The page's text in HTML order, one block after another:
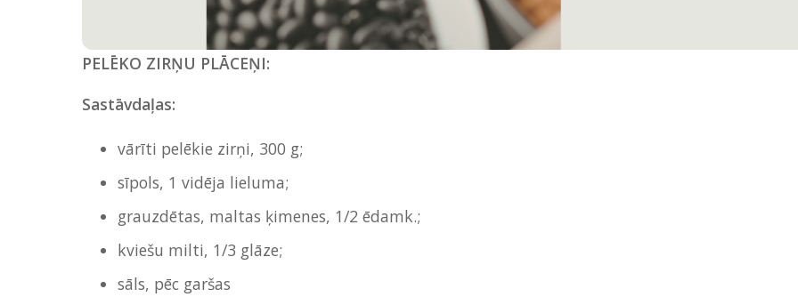
PELĒKO ZIRŅU PLĀCEŅI:
Sastāvdaļas:
vārīti pelēkie zirņi, 300 g;
sīpols, 1 vidēja lieluma;
grauzdētas, maltas ķimenes, 1/2 ēdamk.;
kviešu milti, 1/3 glāze;
sāls, pēc garšas